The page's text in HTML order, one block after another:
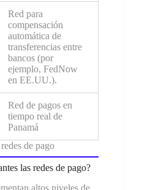
Red para
compensación
automática de
transferencias entre
bancos (por
ejemplo, FedNow
en EE.UU.).
Red de pagos en
tiempo real de
Panamá
de pago
las redes de pago?